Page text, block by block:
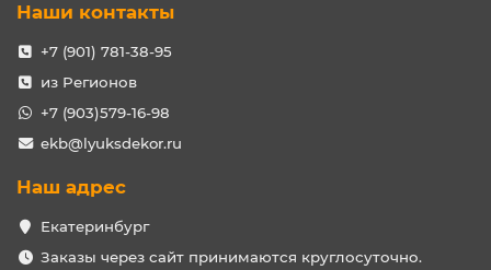
Наши контакты
+7 (901) 781-38-95
из Регионов
+7 (903)579-16-98
ekb@lyuksdekor.ru
Наш адрес
Екатеринбург
Заказы через сайт принимаются круглосуточно.